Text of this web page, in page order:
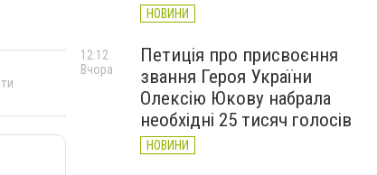
НОВИНИ
Петиція про присвоєння
звання Героя України
Олексію Юкову набрала
необхідні 25 тисяч голосів
НОВИНИ
12:12
Вчора